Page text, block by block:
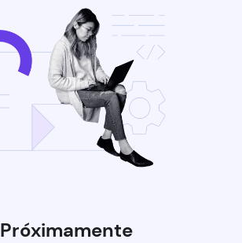
Próximamente